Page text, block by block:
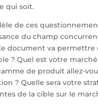
qui soit.
de ces
du champ
document va
? Quel est votre
de produit allez-
? Quelle sera votre
de la cible sur le